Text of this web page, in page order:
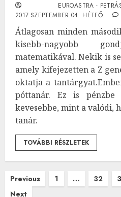
EUROASTRA -
2017.SZEPTEMBER.04. HÉTFŐ.
Átlagosan minden
kisebb-nagyobb
matematikával. Nekik is
amely kifejezetten a Z
oktatja a
póttanár. Ez is pénzbe
kevesebbe, mint a valódi,
tanár.
TOVÁBBI RÉSZLETEK
Bejegyzések
Previous 1 … 32
Next